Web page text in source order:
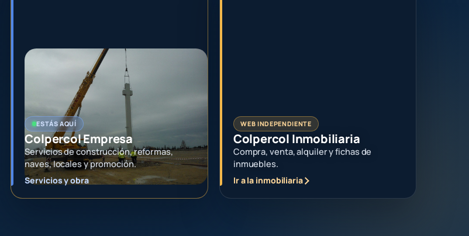
ESTÁS AQUÍ
Colpercol Empresa
Servicios de construcción, reformas,
naves, locales y promoción.
Servicios y obra
WEB INDEPENDIENTE
Colpercol Inmobiliaria
Compra, venta, alquiler y fichas de
inmuebles.
Ir a la inmobiliaria